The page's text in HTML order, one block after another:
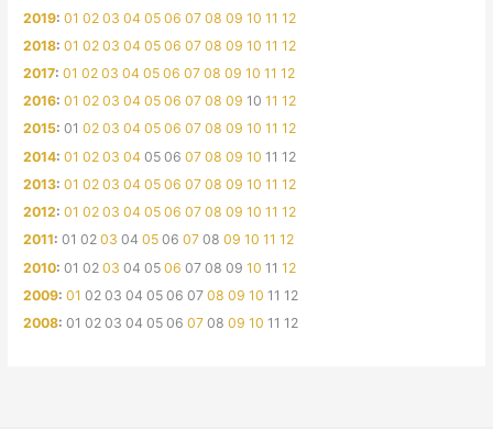
2019:01 02 03 04 05 06 07 08 09 10 11 12
2018:01 02 03 04 05 06 07 08 09 10 11 12
2017:01 02 03 04 05 06 07 08 09 10 11 12
2016:01 02 03 04 05 06 07 08 09 10 11 12
2015:01 02 03 04 05 06 07 08 09 10 11 12
2014:01 02 03 04 05 06 07 08 09 10 11 12
2013:01 02 03 04 05 06 07 08 09 10 11 12
2012:01 02 03 04 05 06 07 08 09 10 11 12
2011:01 02 03 04 05 06 07 08 09 10 11 12
2010:01 02 03 04 05 06 07 08 09 10 11 12
2009:01 02 03 04 05 06 07 08 09 10 11 12
2008:01 02 03 04 05 06 07 08 09 10 11 12